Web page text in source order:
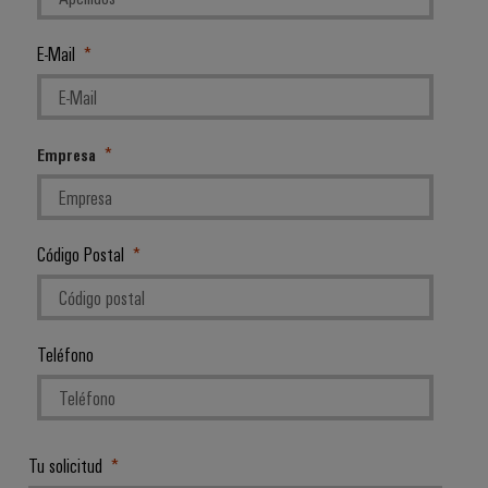
E-Mail
Empresa
Código Postal
Teléfono
Tu solicitud